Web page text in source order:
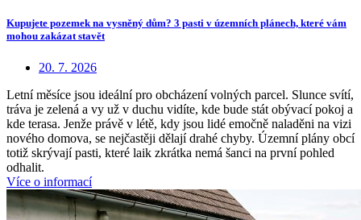
Kupujete pozemek na vysněný dům? 3 pasti v územních plánech, které vám
mohou zakázat stavět
20. 7. 2026
Letní měsíce jsou ideální pro obcházení volných parcel. Slunce svítí,
tráva je zelená a vy už v duchu vidíte, kde bude stát obývací pokoj a
kde terasa. Jenže právě v létě, kdy jsou lidé emočně naladěni na vizi
nového domova, se nejčastěji dělají drahé chyby. Územní plány obcí
totiž skrývají pasti, které laik zkrátka nemá šanci na první pohled
odhalit.
Více o informací